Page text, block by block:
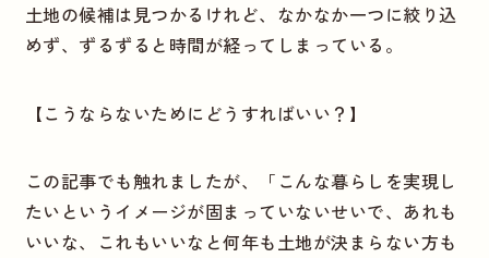
土地の候補は見つかるけれど、なかなか一つに絞り込
めず、ずるずると時間が経ってしまっている。
【こうならないためにどうすればいい？】
この記事でも触れましたが、「こんな暮らしを実現し
たいというイメージが固まっていないせいで、あれも
いいな、これもいいなと何年も土地が決まらない方も